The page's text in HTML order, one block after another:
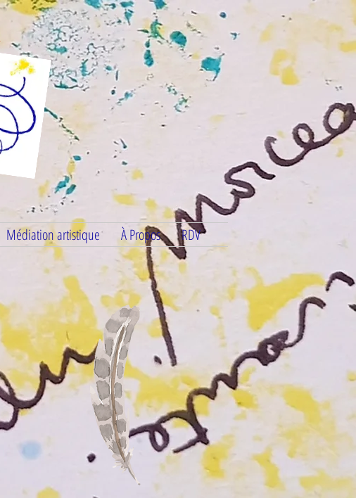
Médiation artistique À Propos RDV